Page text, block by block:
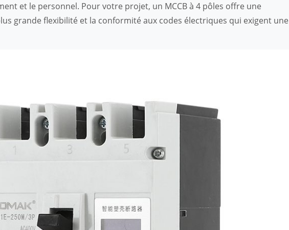
et le personnel. Pour votre projet, un MCCB à 4 pôles offre une
grande flexibilité et la conformité aux codes électriques qui exigent une